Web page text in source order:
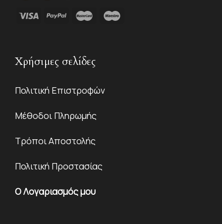
Χρήσιμες σελίδες
Πολιτική Επιστροφών
Μέθοδοι Πληρωμής
Τρόποι Αποστολής
Πολιτική Προστασίας
Ο Λογαριασμός μου